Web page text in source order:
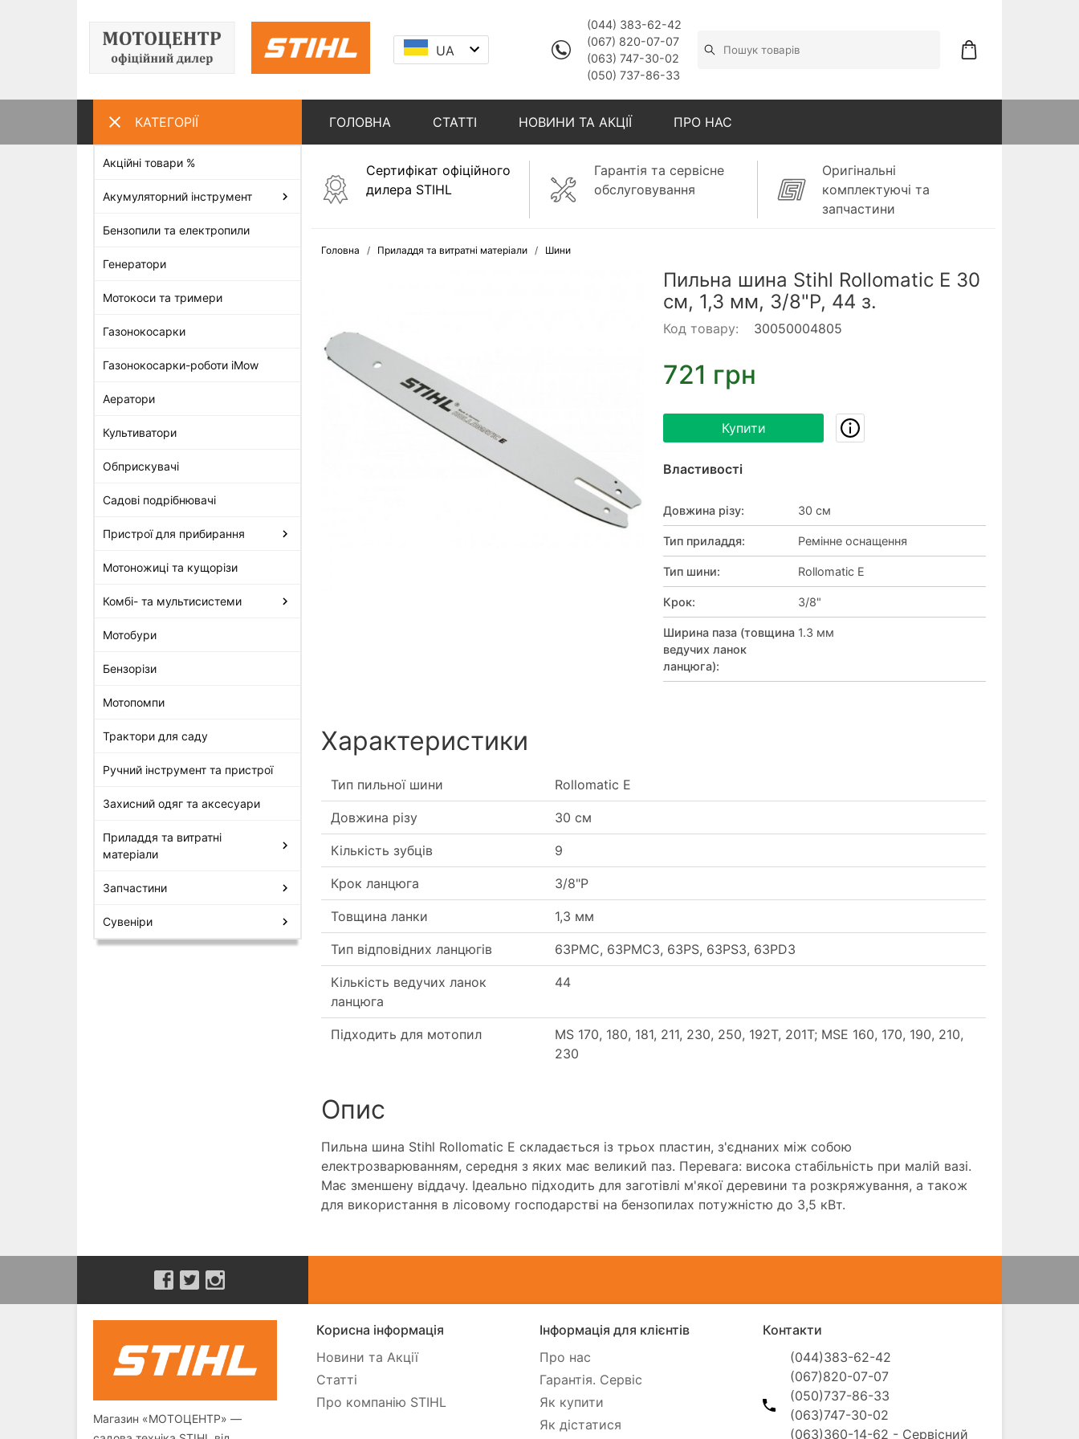
UA
(044) 383-62-42
(067) 820-07-07
(063) 747-30-02
(050) 737-86-33
КАТЕГОРІЇ
Акційні товари %
Акумуляторний інструмент
Бензопили та електропили
Генератори
Мотокоси та тримери
Газонокосарки
Газонокосарки-роботи iMow
Аератори
Культиватори
Обприскувачі
Садові подрібнювачі
Пристрої для прибирання
Мотоножиці та кущорізи
Комбі- та мультисистеми
Мотобури
Бензорізи
Мотопомпи
Трактори для саду
Ручний інструмент та пристрої
Захисний одяг та аксесуари
Приладдя та витратні
матеріали
Запчастини
Сувеніри
ГОЛОВНА СТАТТІ НОВИНИ ТА АКЦІЇ ПРО НАС
Пильна шина Stihl Rollomatic E
721 грн
Сертифікат офіційного
дилера STIHL
Гарантія та сервісне
обслуговування
Оригінальні
комплектуючі та
запчастини
Головна Приладдя та витратні матеріали Шини
Пильна шина Stihl Rollomatic E 30
см, 1,3 мм, 3/8"P, 44 з.
Код товару: 30050004805
721 грн
Купити
Властивості
Довжина різу: 30 см
Тип приладдя: Ремінне оснащення
Тип шини: Rollomatic E
Крок: 3/8"
Ширина паза (товщина
ведучих ланок
ланцюга):
1.3 мм
Характеристики
Тип пильної шини Rollomatic E
Довжина різу 30 см
Кількість зубців 9
Крок ланцюга 3/8"P
Товщина ланки 1,3 мм
Тип відповідних ланцюгів 63PMC, 63PMC3, 63PS, 63PS3, 63PD3
Кількість ведучих ланок
ланцюга
44
Підходить для мотопил
MS 170, 180, 181, 211, 230, 250, 192T, 201T; MSE 160, 170, 190, 210,
230
Опис
Пильна шина Stihl Rollomatic E складається із трьох пластин, з'єднаних між собою
електрозварюванням, середня з яких має великий паз. Перевага: висока стабільність при малій вазі.
Має зменшену віддачу. Ідеально підходить для заготівлі м'якої деревини та розкряжування, а також
для використання в лісовому господарстві на бензопилах потужністю до 3,5 кВт.
Магазин «МОТОЦЕНТР» —
Корисна інформація
Новини та Акції
Статті
Про компанію STIHL
Інформація для клієнтів
Про нас
Гарантія. Сервіс
Як купити
Як дістатися
Контакти
(044)383-62-42
(067)820-07-07
(050)737-86-33
(063)747-30-02
(063)360-14-62 - Сервісний